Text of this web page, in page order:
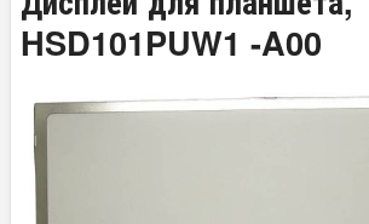
HSD101PUW1 -A00